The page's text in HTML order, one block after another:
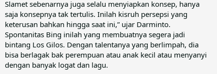
Slamet sebenarnya juga selalu menyiapkan konsep, hanya
saja konsepnya tak tertulis. Inilah kisruh persepsi yang
keterusan bahkan hingga saat ini,” ujar Darminto.
Spontanitas Bing inilah yang membuatnya segera jadi
bintang Los Gilos. Dengan talentanya yang berlimpah, dia
bisa berlagak bak perempuan atau anak kecil atau menyanyi
dengan banyak logat dan lagu.